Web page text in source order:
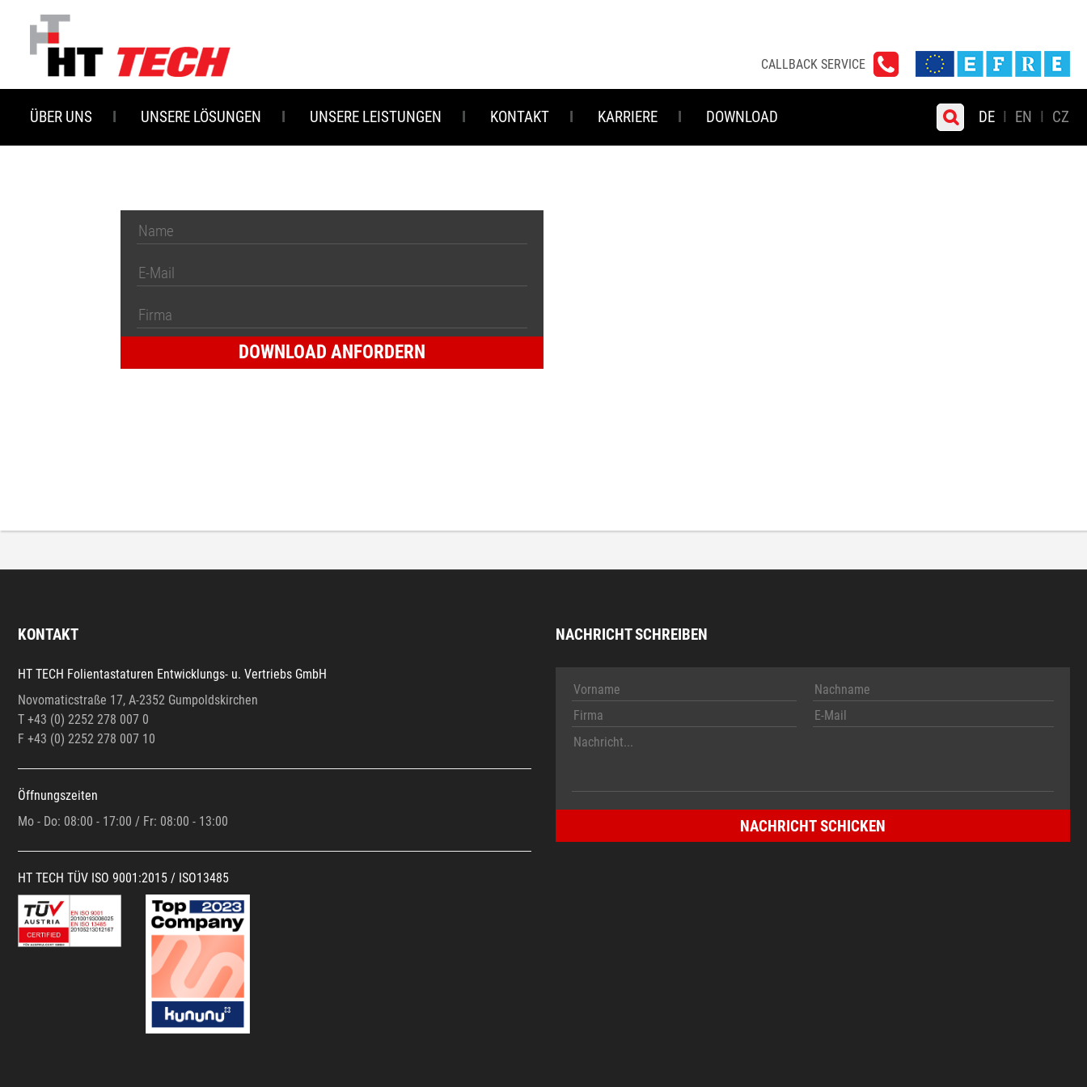
Hauptinhalt
springen
CALLBACK SERVICE
ÜBER UNS UNSERE LÖSUNGEN UNSERE LEISTUNGEN KONTAKT KARRIERE DOWNLOAD DE EN CZ
KONTAKT
HT TECH Folientastaturen Entwicklungs- u. Vertriebs GmbH
Novomaticstraße 17, A-2352 Gumpoldskirchen
T +43 (0) 2252 278 007 0
F +43 (0) 2252 278 007 10
Öffnungszeiten
Mo - Do: 08:00 - 17:00 / Fr: 08:00 - 13:00
HT TECH TÜV ISO 9001:2015 / ISO13485
NACHRICHT SCHREIBEN